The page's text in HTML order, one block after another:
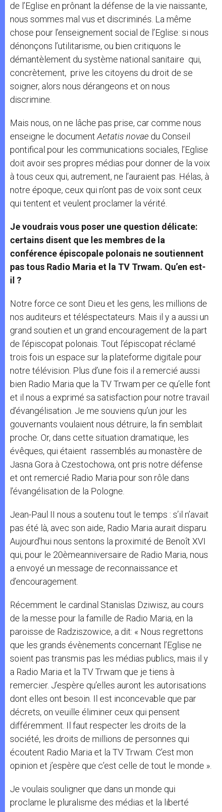
de l’Eglise en prônant la défense de la vie naissante,
nous sommes mal vus et discriminés. La même
chose pour l’enseignement social de l’Eglise: si nous
dénonçons l’utilitarisme, ou bien critiquons le
démantèlement du système national sanitaire qui,
concrètement, prive les citoyens du droit de se
soigner, alors nous dérangeons et on nous
discrimine.
Mais nous, on ne lâche pas prise, car comme nous
enseigne le document Aetatis novae du Conseil
pontifical pour les communications sociales, l’Eglise
doit avoir ses propres médias pour donner de la voix
à tous ceux qui, autrement, ne l’auraient pas. Hélas, à
notre époque, ceux qui n’ont pas de voix sont ceux
qui tentent et veulent proclamer la vérité.
Je voudrais vous poser une question délicate:
certains disent que les membres de la
conférence épiscopale polonais ne soutiennent
pas tous Radio Maria et la TV Trwam. Qu’en est-
il ?
Notre force ce sont Dieu et les gens, les millions de
nos auditeurs et téléspectateurs. Mais il y a aussi un
grand soutien et un grand encouragement de la part
de l’épiscopat polonais. Tout l’épiscopat réclamé
trois fois un espace sur la plateforme digitale pour
notre télévision. Plus d’une fois il a remercié aussi
bien Radio Maria que la TV Trwam per ce qu’elle font
et il nous a exprimé sa satisfaction pour notre travail
d’évangélisation. Je me souviens qu’un jour les
gouvernants voulaient nous détruire, la fin semblait
proche. Or, dans cette situation dramatique, les
évêques, qui étaient rassemblés au monastère de
Jasna Gora à Czestochowa, ont pris notre défense
et ont remercié Radio Maria pour son rôle dans
l’évangélisation de la Pologne.
Jean-Paul II nous a soutenu tout le temps : s’il n’avait
pas été là, avec son aide, Radio Maria aurait disparu.
Aujourd’hui nous sentons la proximité de Benoît XVI
qui, pour le 20èmeanniversaire de Radio Maria, nous
a envoyé un message de reconnaissance et
d’encouragement.
Récemment le cardinal Stanislas Dziwisz, au cours
de la messe pour la famille de Radio Maria, en la
paroisse de Radziszowice, a dit: « Nous regrettons
que les grands évènements concernant l’Eglise ne
soient pas transmis pas les médias publics, mais il y
a Radio Maria et la TV Trwam que je tiens à
remercier. J’espère qu’elles auront les autorisations
dont elles ont besoin. Il est inconcevable que par
décrets, on veuille éliminer ceux qui pensent
différemment. Il faut respecter les droits de la
société, les droits de millions de personnes qui
écoutent Radio Maria et la TV Trwam. C’est mon
opinion et j’espère que c’est celle de tout le monde ».
Je voulais souligner que dans un monde qui
proclame le pluralisme des médias et la liberté